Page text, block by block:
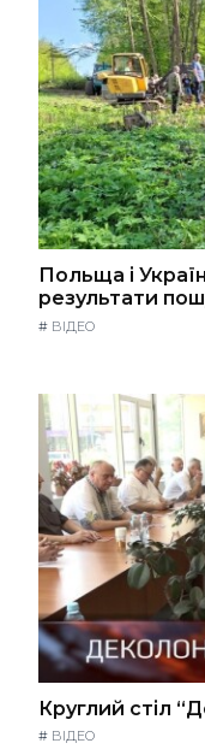
Польща і
результати
# ВІДЕО
Круглий стіл
# ВІДЕО